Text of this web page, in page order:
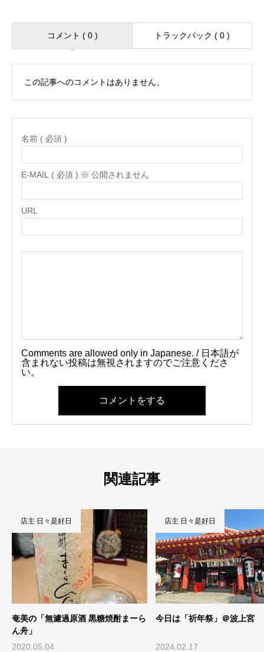
コメント ( 0 ) トラックバック ( 0 )
この記事へのコメントはありません。
名前 ( 必須 )
E-MAIL ( 必須 ) ※ 公開されません
URL
Comments are allowed only in Japanese. / 日本語が
含まれない投稿は無視されますのでご注意くださ
い。
コメントをする
関連記事
奄美の「無濾過原酒 黒糖焼酎まーら
ん舟」
2020.05.04
店主 日々是好日
今日は「祈年祭」＠波上宮
2024.02.17
店主 日々是好日